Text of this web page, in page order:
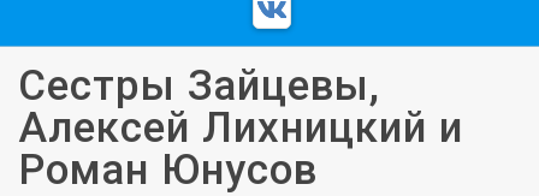
Сестры Зайцевы,
Алексей Лихницкий и
Роман Юнусов